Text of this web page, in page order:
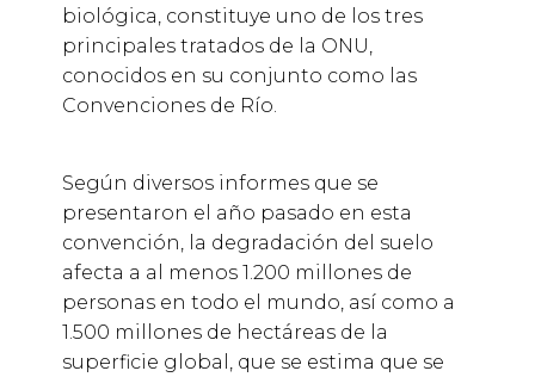
biológica, constituye uno de los tres
principales tratados de la ONU,
conocidos en su conjunto como las
Convenciones de Río.
Según diversos informes que se
presentaron el año pasado en esta
convención, la degradación del suelo
afecta a al menos 1.200 millones de
personas en todo el mundo, así como a
1.500 millones de hectáreas de la
superficie global, que se estima que se